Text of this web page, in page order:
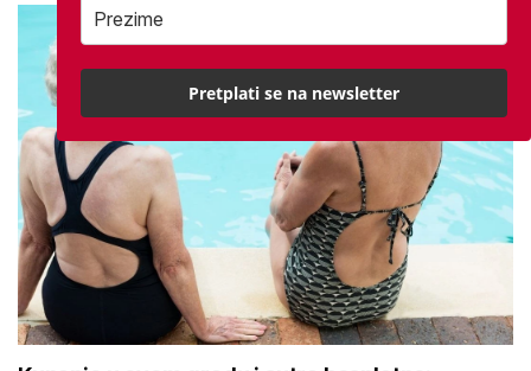
Kupanje u ovom gradu i sutra besplatno: Građani
se mogu ohladiti tijekom toplinskog vala
Pretplati se na newsletter